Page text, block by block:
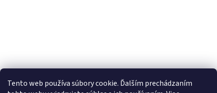
Tento web používa súbory cookie. Ďalším prechádzaním